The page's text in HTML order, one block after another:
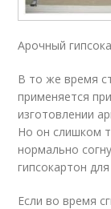
Арочный
В то же время
применяется
изготовлении
Но он слишком
нормально
гипсокартон
Если во время